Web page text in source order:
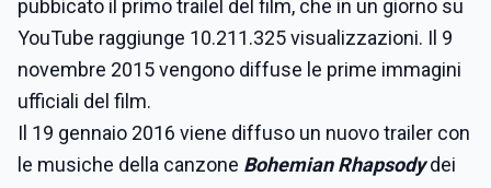
pubbicato il primo trailel del film, che in un giorno su
YouTube raggiunge 10.211.325 visualizzazioni. Il 9
novembre 2015 vengono diffuse le prime immagini
ufficiali del film.
Il 19 gennaio 2016 viene diffuso un nuovo trailer con
le musiche della canzone Bohemian Rhapsodydei